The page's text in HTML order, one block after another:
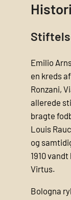
Emilio
en kreds
Ronzani,
allerede
bragte
Louis
og
1910
Virtus.
Bologna